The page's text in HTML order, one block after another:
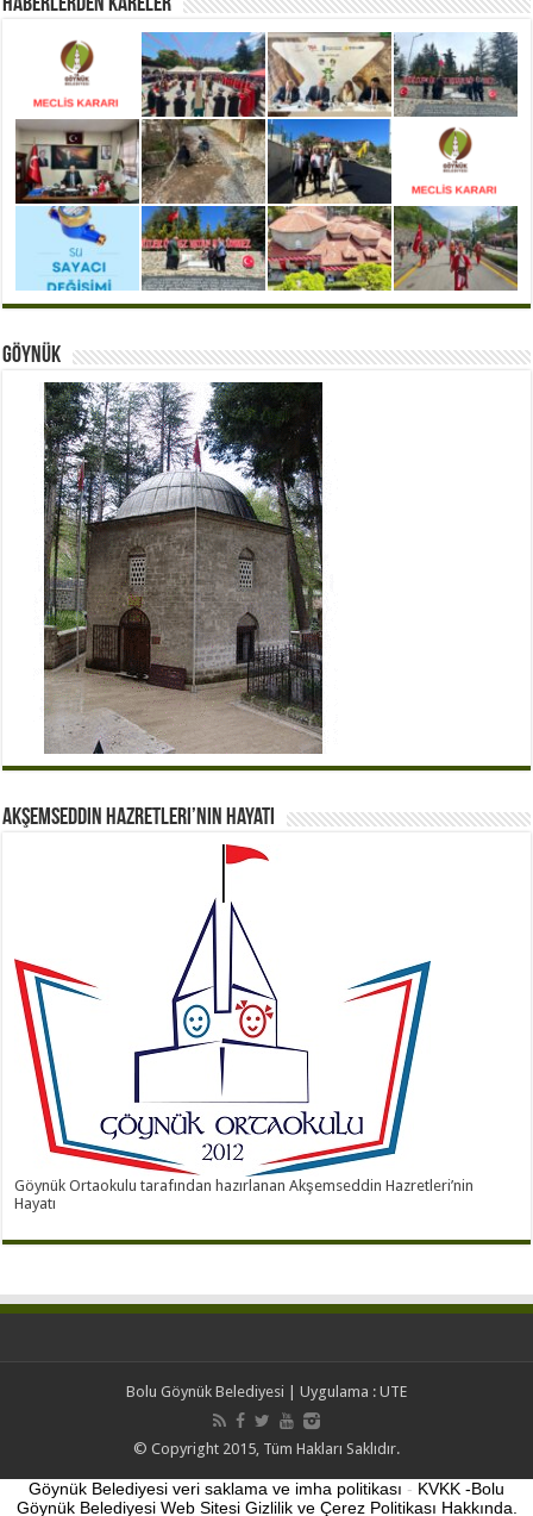
Haberlerden Kareler
Göynük
Akşemseddin Hazretleri’nin Hayatı
Göynük Ortaokulu tarafından hazırlanan Akşemseddin Hazretleri’nin
Hayatı
Bolu Göynük Belediyesi | Uygulama : UTE
© Copyright 2015, Tüm Hakları Saklıdır.
Göynük Belediyesi veri saklama ve imha politikası - KVKK -Bolu
Göynük Belediyesi Web Sitesi Gizlilik ve Çerez Politikası Hakkında.